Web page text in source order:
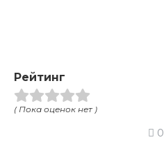
Рейтинг
( Пока оценок нет )
0